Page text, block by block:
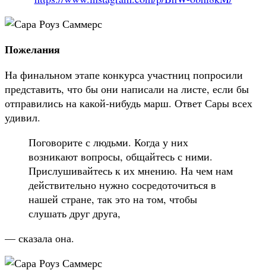
Пожелания
На финальном этапе конкурса участниц попросили
представить, что бы они написали на листе, если бы
отправились на какой-нибудь марш. Ответ Сары всех
удивил.
Поговорите с людьми. Когда у них
возникают вопросы, общайтесь с ними.
Прислушивайтесь к их мнению. На чем нам
действительно нужно сосредоточиться в
нашей стране, так это на том, чтобы
слушать друг друга,
— сказала она.